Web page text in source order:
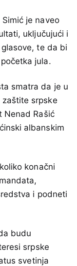
je naveo
uključujući i
te da bi
jula.
smatra da je u
zaštite srpske
Nenad Rašić
albanskim
konačni
i podneti
budu
srpske
svetinja